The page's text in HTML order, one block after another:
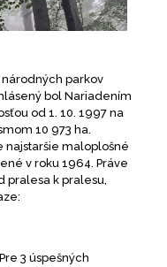
parkov
bol Nariadením
od 1. 10. 1997 na
10 973 ha.
najstaršie maloplošné
v roku 1964. Práve
pralesa k pralesu,
3 úspešných